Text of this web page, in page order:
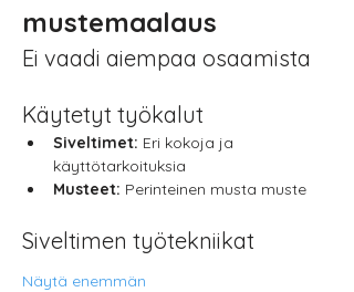
mustemaalaus
Ei vaadi aiempaa osaamista
Käytetyt työkalut
Siveltimet: Eri kokoja ja
käyttötarkoituksia
Musteet: Perinteinen musta muste
Siveltimen työtekniikat
Näytä enemmän